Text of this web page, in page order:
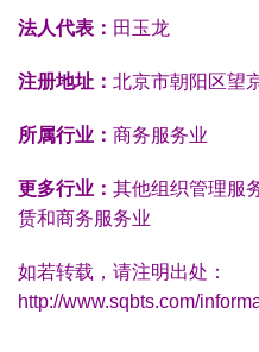
法人代表： 田玉龙
注册地址： 北京市朝阳区望
所属行业： 商务服务业
更多行业： 其他组织管理服
赁和商务服务业
如若转载，请注明出处：
http://www.sqbts.com/